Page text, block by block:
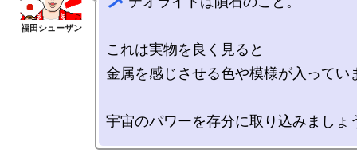
これは実物を良く見ると
金属を感じさせる色や模様が入ってい